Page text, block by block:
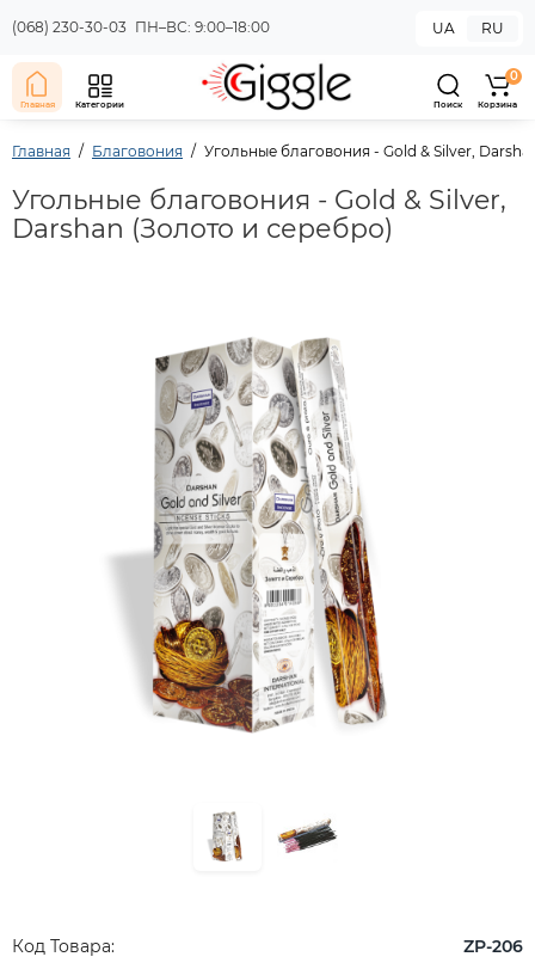
(068) 230-30-03 ПН–ВС: 9:00–18:00 UA RU
Главная Категории Поиск
0
Корзина
Главная Благовония Угольные благовония - Gold & Silver,
Угольные благовония - Gold & Silver,
Darshan (Золото и серебро)
Код Товара: ZP-206